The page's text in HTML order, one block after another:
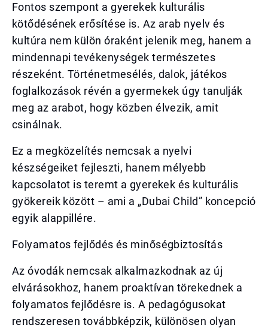
Fontos szempont a gyerekek kulturális
kötődésének erősítése is. Az arab nyelv és
kultúra nem külön óraként jelenik meg, hanem a
mindennapi tevékenységek természetes
részeként. Történetmesélés, dalok, játékos
foglalkozások révén a gyermekek úgy tanulják
meg az arabot, hogy közben élvezik, amit
csinálnak.
Ez a megközelítés nemcsak a nyelvi
készségeiket fejleszti, hanem mélyebb
kapcsolatot is teremt a gyerekek és kulturális
gyökereik között – ami a „Dubai Child” koncepció
egyik alappillére.
Folyamatos fejlődés és minőségbiztosítás
Az óvodák nemcsak alkalmazkodnak az új
elvárásokhoz, hanem proaktívan törekednek a
folyamatos fejlődésre is. A pedagógusokat
rendszeresen továbbképzik, különösen olyan